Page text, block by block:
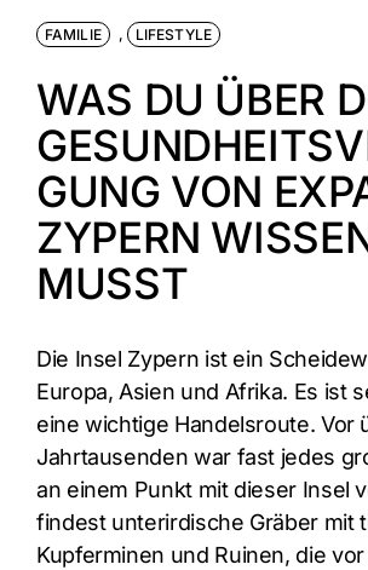
FAMILIE , LIFESTYLE
WAS DU ÜBER
GUNG VON
ZYPERN
MUSST
Die Insel Zypern ist ein
Europa, Asien und Afrika. Es ist
eine wichtige Handelsroute. Vor
Jahrtausenden war fast jedes
an einem Punkt mit dieser Insel
findest unterirdische Gräber mit
Kupferminen und Ruinen, die vor